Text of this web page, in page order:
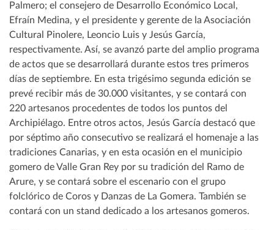
Palmero; el consejero de Desarrollo Económico Local,
Efraín Medina, y el presidente y gerente de la Asociación
Cultural Pinolere, Leoncio Luis y Jesús García,
respectivamente. Así, se avanzó parte del amplio programa
de actos que se desarrollará durante estos tres primeros
días de septiembre. En esta trigésimo segunda edición se
prevé recibir más de 30.000 visitantes, y se contará con
220 artesanos procedentes de todos los puntos del
Archipiélago. Entre otros actos, Jesús García destacó que
por séptimo año consecutivo se realizará el homenaje a las
tradiciones Canarias, y en esta ocasión en el municipio
gomero de Valle Gran Rey por su tradición del Ramo de
Arure, y se contará sobre el escenario con el grupo
folclórico de Coros y Danzas de La Gomera. También se
contará con un stand dedicado a los artesanos gomeros.